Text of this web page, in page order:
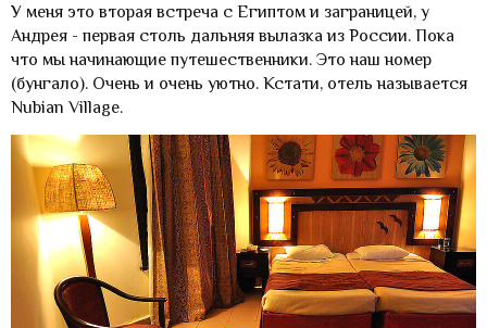
У меня это вторая встреча с Египтом и заграницей, у
Андрея - первая столь дальняя вылазка из России. Пока
что мы начинающие путешественники. Это наш номер
(бунгало). Очень и очень уютно. Кстати, отель называется
Nubian Village.